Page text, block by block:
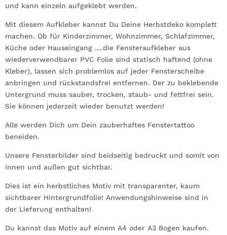
Kind
und kann einzeln aufgeklebt werden.
Mit diesem Aufkleber kannst Du Deine Herbstdeko komplett
machen. Ob für Kinderzimmer, Wohnzimmer, Schlafzimmer,
Küche oder Hauseingang ….die Fensteraufkleber aus
wiederverwendbarer PVC Folie sind statisch haftend (ohne
Kleber), lassen sich problemlos auf jeder Fensterscheibe
anbringen und rückstandsfrei entfernen. Der zu beklebende
Untergrund muss sauber, trocken, staub- und fettfrei sein.
Sie können jederzeit wieder benutzt werden!
Alle werden Dich um Dein zauberhaftes Fenstertattoo
beneiden.
Unsere Fensterbilder sind beidseitig bedruckt und somit von
innen und außen gut sichtbar.
Dies ist ein herbstliches Motiv mit transparenter, kaum
sichtbarer Hintergrundfolie! Anwendungshinweise sind in
der Lieferung enthalten!
Du kannst das Motiv auf einem A4 oder A3 Bogen kaufen.